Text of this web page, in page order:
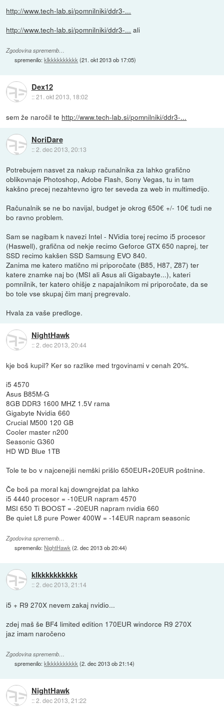
http://www.tech-lab.si/pomnilniki/ddr3-...
http://www.tech-lab.si/pomnilniki/ddr3-... ali
Zgodovina sprememb…
spremenilo:klkkkkkkkkkk (21. okt 2013 ob 17:05)
Dex12
::21. okt 2013, 18:02
sem že naročil te http://www.tech-lab.si/pomnilniki/ddr3-...
NoriDare
::2. dec 2013, 20:13
Potrebujem nasvet za nakup računalnika za lahko grafično
oblikovnaje Photoshop, Adobe Flash, Sony Vegas, tu in tam
kakšno precej nezahtevno igro ter seveda za web in multimedijo.
Računalnik se ne bo navijal, budget je okrog 650€ +/- 10€ tudi ne
bo ravno problem.
Sam se nagibam k navezi Intel - NVidia torej recimo i5 procesor
(Haswell), grafična od nekje recimo Geforce GTX 650 naprej, ter
SSD recimo kakšen SSD Samsung EVO 840.
Zanima me katero matično mi priporočate (B85, H87, Z87) ter
katere znamke naj bo (MSI ali Asus ali Gigabayte...), kateri
pomnilnik, ter katero ohišje z napajalnikom mi priporočate, da se
bo tole vse skupaj čim manj pregrevalo.
Hvala za vaše predloge.
NightHawk
::2. dec 2013, 20:44
kje boš kupil? Ker so razlike med trgovinami v cenah 20%.
i5 4570
Asus B85M-G
8GB DDR3 1600 MHZ 1.5V rama
Gigabyte Nvidia 660
Crucial M500 120 GB
Cooler master n200
Seasonic G360
HD WD Blue 1TB
Tole te bo v najcenejši nemški prišlo 650EUR+20EUR poštnine.
Če boš pa moral kaj downgrejdat pa lahko
i5 4440 procesor = -10EUR napram 4570
MSI 650 Ti BOOST = -20EUR napram nvidia 660
Be quiet L8 pure Power 400W = -14EUR napram seasonic
Zgodovina sprememb…
spremenilo:NightHawk (2. dec 2013 ob 20:44)
klkkkkkkkkkk
::2. dec 2013, 21:14
i5 + R9 270X nevem zakaj nvidio...
zdej maš še BF4 limited edition 170EUR windorce R9 270X
jaz imam naročeno
Zgodovina sprememb…
spremenilo:klkkkkkkkkkk (2. dec 2013 ob 21:14)
NightHawk
::2. dec 2013, 21:22